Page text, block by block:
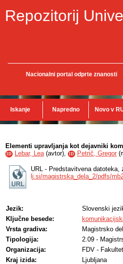
Repozitorij
Nacionalni portal odprte znanosti
Iskanje Napredno Novo v
Elementi upravljanja kot dejavniki
ID Lebar, Lea(avtor), ID Petrič, Gregor (
URL - Predstavitvena datoteka,
lj.si/magistrska_dela_2/pdfs/
Jezik:
Slovenski
Ključne besede:
Vrsta gradiva:
Magistrsko
Tipologija:
2.09 -
Organizacija:
FDV -
Kraj izida:
Ljubljana